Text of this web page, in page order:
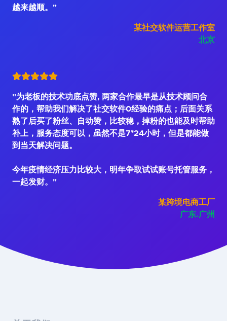
越来越顺。"
某社交软件运营工作室
北京
"为老板的技术功底点赞, 两家合作最早是从技术顾问合
作的，帮助我们解决了社交软件0经验的痛点；后面关系
熟了后买了粉丝、自动赞，比较稳，掉粉的也能及时帮助
补上，服务态度可以，虽然不是7*24小时，但是都能做
到当天解决问题。
今年疫情经济压力比较大，明年争取试试账号托管服务，
一起发财。"
某跨境电商工厂
广东.广州